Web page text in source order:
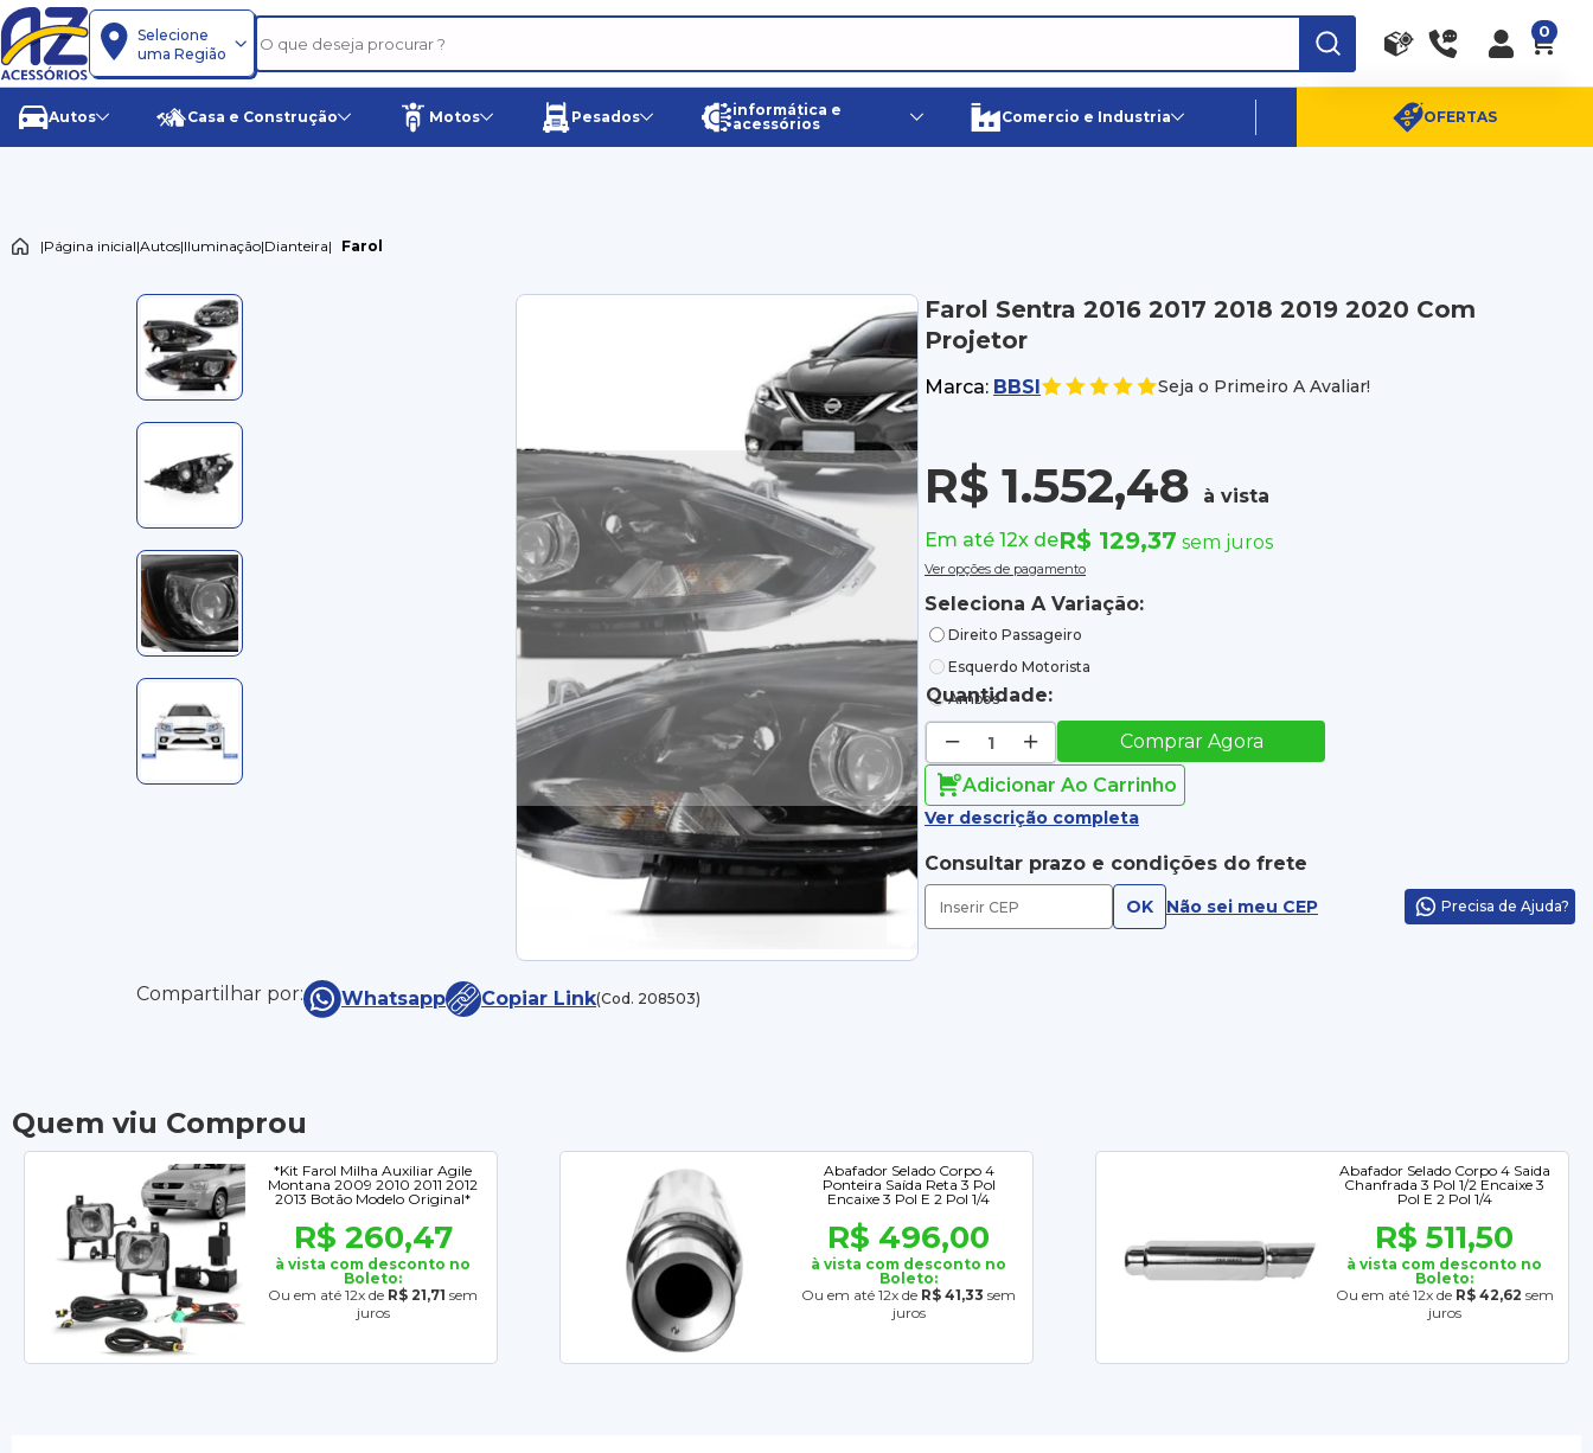
Selecione
uma Região
Canais de Atendimento
(11) 96359-6656
SAC:(11) 4003-0880
0
Autos Casa e Construção Motos Pesados
informática e
acessórios
Comercio e Industria OFERTAS
|Página inicial|Autos|Iluminação|Dianteira| Farol
Compartilhar por: Whatsapp Copiar Link(Cod. 208503)
Farol Sentra 2016 2017 2018 2019 2020 Com
Projetor
Marca: BBSI Seja o Primeiro A Avaliar!
R$ 1.552,48
à vista
Em até 12x deR$ 129,37 sem juros
Ver opções de pagamento
Seleciona A Variação:
Direito Passageiro
Esquerdo Motorista
Ambos
Quantidade:
Comprar Agora
Adicionar Ao Carrinho
Ver descrição completa
Consultar prazo e condições do frete
OK Não sei meu CEP Precisa de Ajuda?
Quem viu Comprou
*Kit Farol Milha Auxiliar Agile
Montana 2009 2010 2011 2012
2013 Botão Modelo Original*
R$ 260,47
à vista com desconto no
Boleto:
Ou em até 12x de R$ 21,71 sem
juros
Abafador Selado Corpo 4
Ponteira Saída Reta 3 Pol
Encaixe 3 Pol E 2 Pol 1/4
R$ 496,00
à vista com desconto no
Boleto:
Ou em até 12x de R$ 41,33 sem
juros
Abafador Selado Corpo 4 Saida
Chanfrada 3 Pol 1/2 Encaixe 3
Pol E 2 Pol 1/4
R$ 511,50
à vista com desconto no
Boleto:
Ou em até 12x de R$ 42,62 sem
juros